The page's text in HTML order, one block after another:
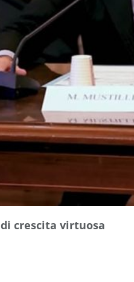
crescita virtuosa